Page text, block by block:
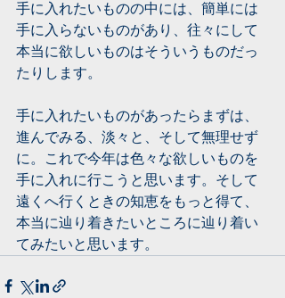
手に入れたいものの中には、簡単には
手に入らないものがあり、往々にして
本当に欲しいものはそういうものだっ
たりします。
手に入れたいものがあったらまずは、
進んでみる、淡々と、そして無理せず
に。これで今年は色々な欲しいものを
手に入れに行こうと思います。そして
遠くへ行くときの知恵をもっと得て、
本当に辿り着きたいところに辿り着い
てみたいと思います。